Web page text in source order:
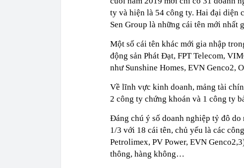
ty và hiện là 54 công ty. Hai đại diện
Sen Group là những cái tên mới nhất
Một số cái tên khác mới gia nhập
động sản Phát Đạt, FPT Telecom,
như Sunshine Homes, EVN Genco2,
Về lĩnh vực kinh doanh, mảng tài
2 công ty chứng khoán và 1 công ty
Đáng chú ý số doanh nghiệp tỷ đô
1/3 với 18 cái tên, chủ yếu là các
Petrolimex, PV Power, EVN
thông, hàng không…